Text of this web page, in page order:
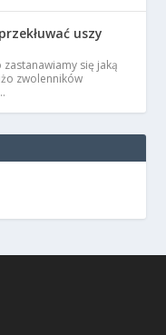
uszy
zastanawiamy się jaką
zwolenników